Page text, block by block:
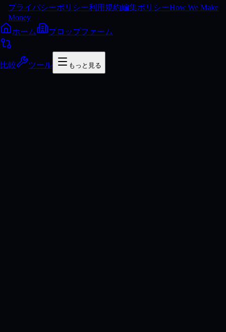
プライバシーポリシー利用規約編集ポリシーHow We Make
Money
ホーム
プロップファーム
比較 ツール もっと見る